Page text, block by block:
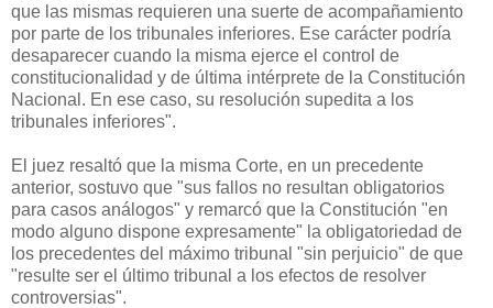
que las mismas requieren una suerte de acompañamiento
por parte de los tribunales inferiores. Ese carácter podría
desaparecer cuando la misma ejerce el control de
constitucionalidad y de última intérprete de la Constitución
Nacional. En ese caso, su resolución supedita a los
tribunales inferiores".
El juez resaltó que la misma Corte, en un precedente
anterior, sostuvo que "sus fallos no resultan obligatorios
para casos análogos" y remarcó que la Constitución "en
modo alguno dispone expresamente" la obligatoriedad de
los precedentes del máximo tribunal "sin perjuicio" de que
"resulte ser el último tribunal a los efectos de resolver
controversias".